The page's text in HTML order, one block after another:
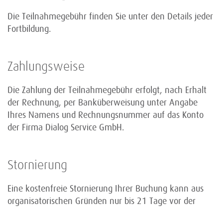
Die Teilnahmegebühr finden Sie unter den Details jeder
Fortbildung.
Zahlungsweise
Die Zahlung der Teilnahmegebühr erfolgt, nach Erhalt
der Rechnung, per Banküberweisung unter Angabe
Ihres Namens und Rechnungsnummer auf das Konto
der Firma Dialog Service GmbH.
Stornierung
Eine kostenfreie Stornierung Ihrer Buchung kann aus
organisatorischen Gründen nur bis 21 Tage vor der